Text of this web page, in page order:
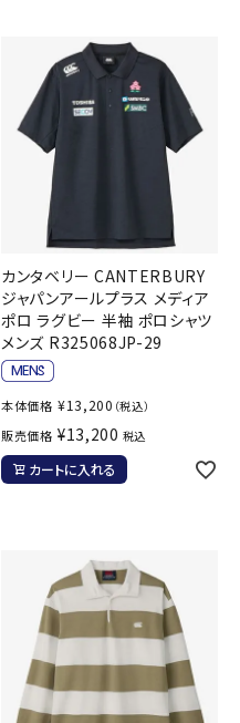
カンタベリー CANTERBURY
ジャパンアールプラス メディア
ポロ ラグビー 半袖 ポロシャツ
メンズ R325068JP-29
本体価格 ¥13,200 （税込）
販売価格 ¥13,200 税込
カートに入れる